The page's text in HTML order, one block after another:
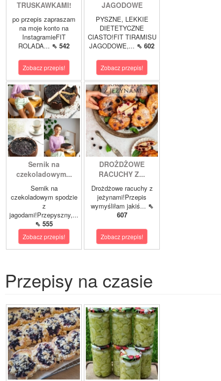
TRUSKAWKAMI!
po przepis zapraszam
na moje konto na
InstagramieFIT
ROLADA... ⇖ 542
Zobacz przepis!
JAGODOWE
PYSZNE, LEKKIE
DIETETYCZNE
CIASTO!FIT TIRAMISU
JAGODOWE,... ⇖ 602
Zobacz przepis!
Sernik na
czekoladowym...
Sernik na
czekoladowym spodzie
z
jagodami!Przepyszny,...
⇖ 555
Zobacz przepis!
DROŻDŻOWE
RACUCHY Z...
Drożdżowe racuchy z
jeżynami!Przepis
wymyśliłam jakiś... ⇖
607
Zobacz przepis!
Przepisy na czasie